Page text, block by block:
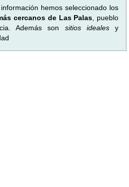
hemos seleccionado los
cercanos de Las Palas , pueblo
Además son sitios idealesy